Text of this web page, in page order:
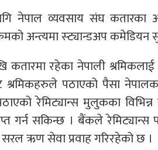
नेपाल व्यवसाय संघ कतारका
अन्त्यमा स्ट्यान्डअप कमेडियन
रहेका नेपाली श्रमिकलाई
पठाएको पैसा
रेमिट्यान्स मुलुकका
गर्न सकिन्छ । बैंकले
ऋण सेवा प्रवाह गरिरहेको छ ।